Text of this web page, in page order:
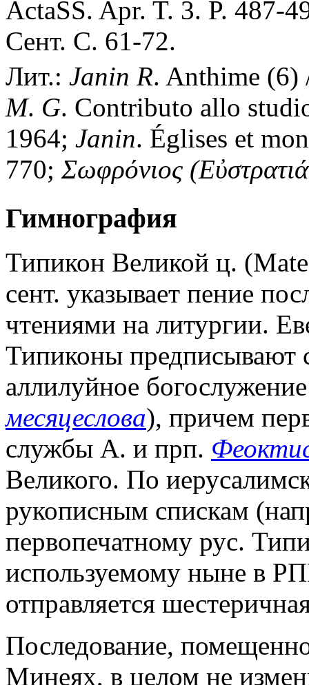
ActaSS. Apr. T. 3. P. 487-
Сент. С. 61-72.
Лит.: Janin R. Anthime
M. G. Contributo allo
1964; Janin. Églises et
770; Σωφρόνιος
Гимнография
Типикон Великой ц.
сент. указывает пение
чтениями на литургии.
Типиконы предписывают
аллилуйное
месяцеслова), причем
службы А. и прп.
Великого. По
рукописным спискам
первопечатному рус.
используемому ныне в
отправляется
Последование,
Минеях, в целом не